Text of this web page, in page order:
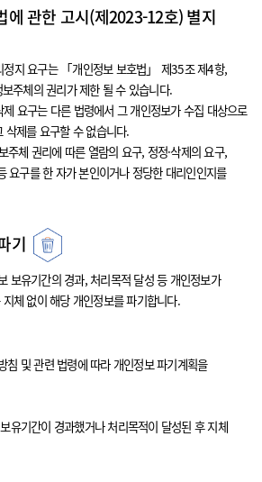
에 관한 고시(제2023-12호) 별지
정지 요구는 「개인정보 보호법」 제35조 제4항,
주체의 권리가 제한 될 수 있습니다.
제 요구는 다른 법령에서 그 개인정보가 수집 대상으로
삭제를 요구할 수 없습니다.
주체 권리에 따른 열람의 요구, 정정·삭제의 요구,
요구를 한 자가 본인이거나 정당한 대리인인지를
기
보유기간의 경과, 처리목적 달성 등 개인정보가
체 없이 해당 개인정보를 파기합니다.
침 및 관련 법령에 따라 개인정보 파기계획을
유기간이 경과했거나 처리목적이 달성된 후 지체